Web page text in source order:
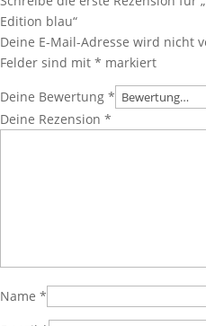
Edition blau“
Deine E-Mail-Adresse wird nicht
Felder sind mit * markiert
Deine Bewertung *
Deine Rezension *
Name *